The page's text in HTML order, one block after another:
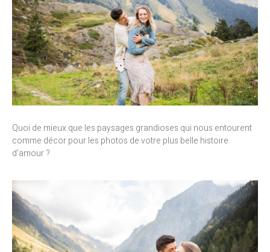
Quoi de mieux que les paysages grandioses qui nous entourent
comme décor pour les photos de votre plus belle histoire
d’amour ?